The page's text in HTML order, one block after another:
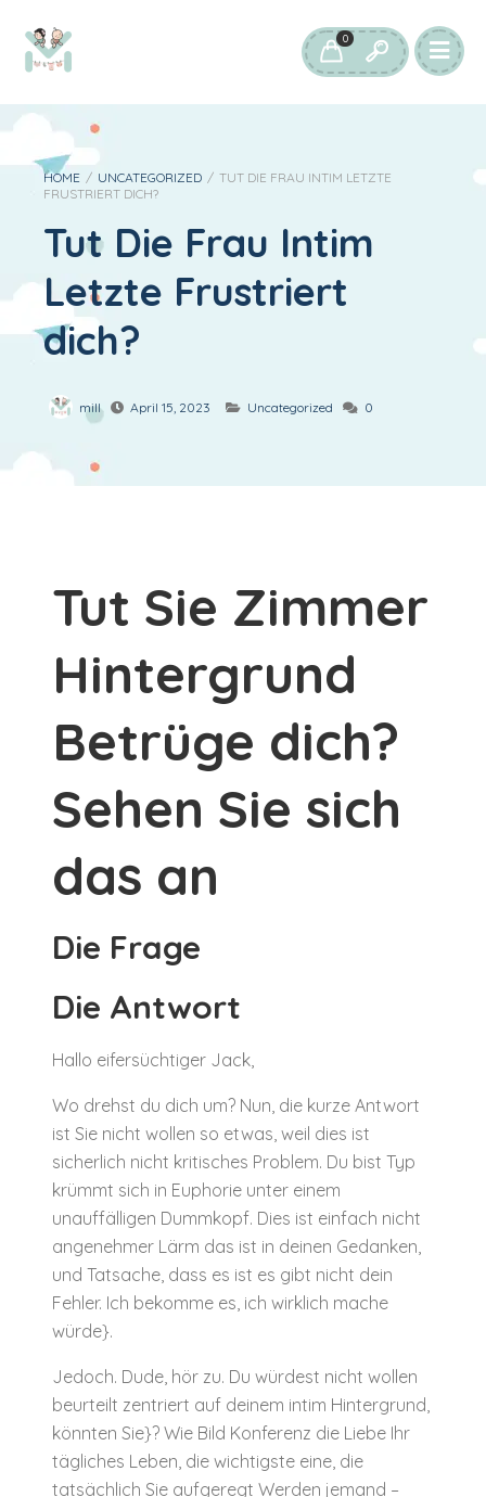
0
HOME / UNCATEGORIZED / TUT DIE FRAU INTIM LETZTE
FRUSTRIERT DICH?
Tut Die Frau Intim
Letzte Frustriert
dich?
mill April 15, 2023 Uncategorized 0
Tut Sie Zimmer
Hintergrund
Betrüge dich?
Sehen Sie sich
das an
Die Frage
Die Antwort
Hallo eifersüchtiger Jack,
Wo drehst du dich um? Nun, die kurze Antwort
ist Sie nicht wollen so etwas, weil dies ist
sicherlich nicht kritisches Problem. Du bist Typ
krümmt sich in Euphorie unter einem
unauffälligen Dummkopf. Dies ist einfach nicht
angenehmer Lärm das ist in deinen Gedanken,
und Tatsache, dass es ist es gibt nicht dein
Fehler. Ich bekomme es, ich wirklich mache
würde}.
Jedoch. Dude, hör zu. Du würdest nicht wollen
beurteilt zentriert auf deinem intim Hintergrund,
könnten Sie}? Wie Bild Konferenz die Liebe Ihr
tägliches Leben, die wichtigste eine, die
tatsächlich Sie aufgeregt Werden jemand –